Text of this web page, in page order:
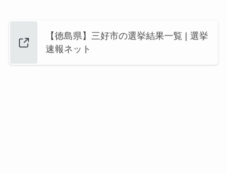
【徳島県】三好市の選挙結果一覧 | 選挙
速報ネット